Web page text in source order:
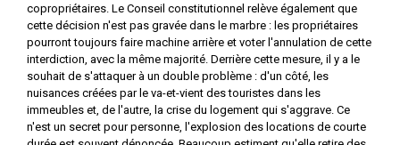
copropriétaires. Le Conseil constitutionnel relève également que
cette décision n'est pas gravée dans le marbre : les propriétaires
pourront toujours faire machine arrière et voter l'annulation de cette
interdiction, avec la même majorité. Derrière cette mesure, il y a le
souhait de s'attaquer à un double problème : d'un côté, les
nuisances créées par le va-et-vient des touristes dans les
immeubles et, de l'autre, la crise du logement qui s'aggrave. Ce
n'est un secret pour personne, l'explosion des locations de courte